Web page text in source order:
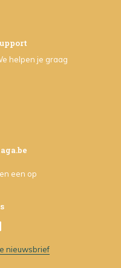
helpen je graag
een op
nieuwsbrief